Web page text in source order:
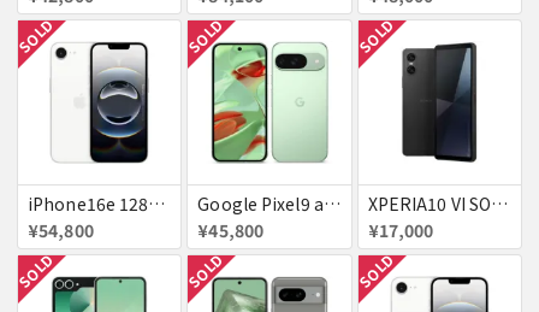
SOLD
iPhone16e 128GB ホワイト 送料無料
¥54,800
SOLD
Google Pixel9 au Wintergreen 128GB / 12GB 送料無料
¥45,800
SOLD
XPERIA10 VI SOG14 au 送料無料
¥17,000
SOLD SOLD SOLD